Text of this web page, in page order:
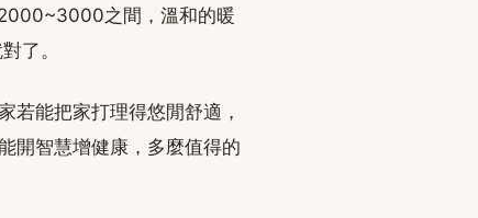
之間，溫和的暖
了。
若能把家打理得悠閒舒適，
開智慧增健康，多麼值得的